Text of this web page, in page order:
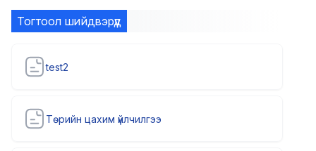
Тогтоол шийдвэрүүд
test2
Төрийн цахим үйлчилгээ